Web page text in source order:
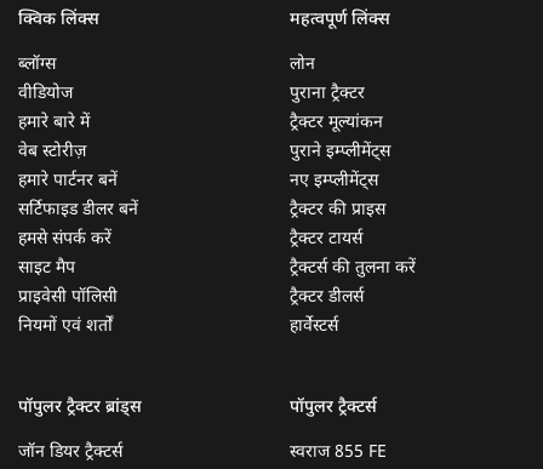
क्विक लिंक्स
ब्लॉग्स
वीडियोज
हमारे बारे में
वेब स्टोरीज़
हमारे पार्टनर बनें
सर्टिफाइड डीलर बनें
हमसे संपर्क करें
साइट मैप
प्राइवेसी पॉलिसी
नियमों एवं शर्तों
महत्वपूर्ण लिंक्स
लोन
पुराना ट्रैक्टर
ट्रैक्टर मूल्यांकन
पुराने इम्प्लीमेंट्स
नए इम्प्लीमेंट्स
ट्रैक्टर की प्राइस
ट्रैक्टर टायर्स
ट्रैक्टर्स की तुलना करें
ट्रैक्टर डीलर्स
हार्वेस्टर्स
पॉपुलर ट्रैक्टर ब्रांड्स
जॉन डियर ट्रैक्टर्स
पॉपुलर ट्रैक्टर्स
स्वराज 855 FE